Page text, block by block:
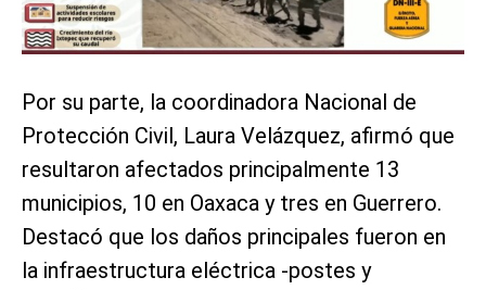
Por su parte, la coordinadora Nacional de
Protección Civil, Laura Velázquez, afirmó que
resultaron afectados principalmente 13
municipios, 10 en Oaxaca y tres en Guerrero.
Destacó que los daños principales fueron en
la infraestructura eléctrica -postes y